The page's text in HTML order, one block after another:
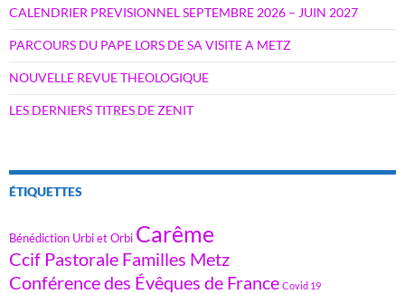
CALENDRIER PREVISIONNEL SEPTEMBRE 2026 – JUIN 2027
PARCOURS DU PAPE LORS DE SA VISITE A METZ
NOUVELLE REVUE THEOLOGIQUE
LES DERNIERS TITRES DE ZENIT
ÉTIQUETTES
Bénédiction Urbi et Orbi Carême
Ccif Pastorale Familles Metz
Conférence des Évêques de France Covid 19